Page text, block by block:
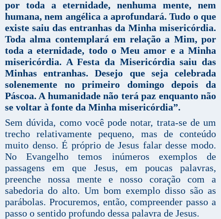
por toda a eternidade, nenhuma mente, nem
humana, nem angélica a aprofundará. Tudo o que
existe saiu das entranhas da Minha misericórdia.
Toda alma contemplará em relação a Mim, por
toda a eternidade, todo o Meu amor e a Minha
misericórdia. A Festa da Misericórdia saiu das
Minhas
entranhas. Desejo que seja celebrada
solenemente no primeiro domingo depois da
Páscoa. A humanidade não terá paz enquanto não
se voltar à fonte da Minha misericórdia”.
Sem dúvida, como você pode notar, trata-se de um
trecho relativamente pequeno, mas de conteúdo
muito denso. É próprio de Jesus falar desse modo.
No Evangelho temos inúmeros exemplos de
passagens em que Jesus, em poucas palavras,
preenche nossa mente e nosso coração com a
sabedoria do alto. Um bom exemplo disso são as
parábolas. Procuremos, então, compreender passo a
passo o sentido profundo dessa palavra de Jesus.